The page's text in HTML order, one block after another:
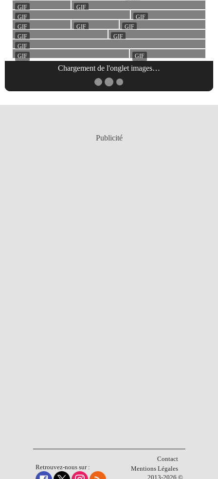
Chargement de l'onglet images…
Publicité
Retrouvez-nous sur :
Contact
Mentions Légales
2013-2026 ©